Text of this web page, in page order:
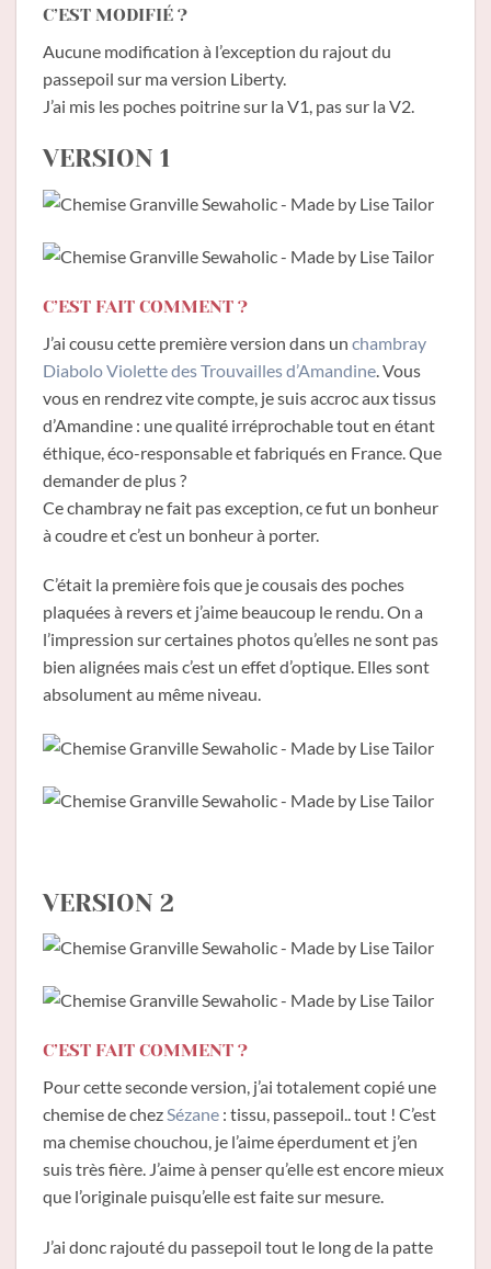
C’EST MODIFIÉ ?
Aucune modification à l’exception du rajout du
passepoil sur ma version Liberty.
J’ai mis les poches poitrine sur la V1, pas sur la V2.
VERSION 1
C’EST FAIT COMMENT ?
J’ai cousu cette première version dans un chambray
Diabolo Violette des Trouvailles d’Amandine . Vous
vous en rendrez vite compte, je suis accroc aux tissus
d’Amandine : une qualité irréprochable tout en étant
éthique, éco-responsable et fabriqués en France. Que
demander de plus ?
Ce chambray ne fait pas exception, ce fut un bonheur
à coudre et c’est un bonheur à porter.
C’était la première fois que je cousais des poches
plaquées à revers et j’aime beaucoup le rendu. On a
l’impression sur certaines photos qu’elles ne sont pas
bien alignées mais c’est un effet d’optique. Elles sont
absolument au même niveau.
VERSION 2
C’EST FAIT COMMENT ?
Pour cette seconde version, j’ai totalement copié une
chemise de chezSézane : tissu, passepoil.. tout ! C’est
ma chemise chouchou, je l’aime éperdument et j’en
suis très fière. J’aime à penser qu’elle est encore mieux
que l’originale puisqu’elle est faite sur mesure.
J’ai donc rajouté du passepoil tout le long de la patte